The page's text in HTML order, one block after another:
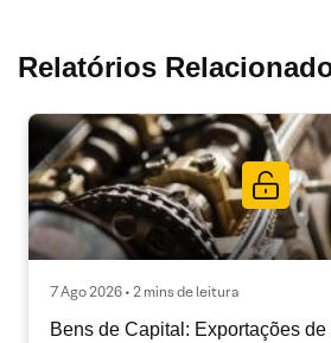
Relatórios
7 Ago 2026 • 2 mins de leitura
Bens de Capital: Exportações